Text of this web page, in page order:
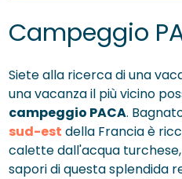
Campeggio
Siete alla ricerca di una
una vacanza il più vicino
campeggio PACA.
sud-est della Francia è
calette dall'acqua
sapori di questa splendida